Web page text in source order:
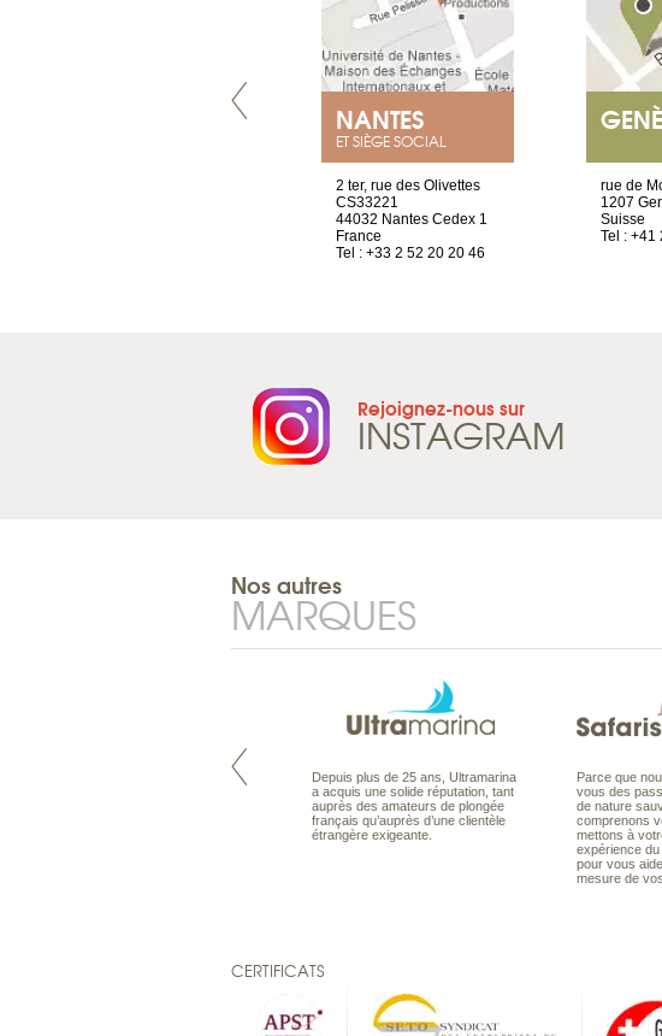
NANTES
ET SIÈGE SOCIAL
2 ter, rue des Olivettes
CS33221
44032 Nantes Cedex 1
France
Tel : +33 2 52 20 20 46
rue de
1207
Suisse
Tel : +41
Rejoignez-nous sur
INSTAGRAM
Nos autres
MARQUES
Maldives à la Carte propose tous
Depuis plus de 25 ans, Ultramarina
a acquis une solide réputation, tant
auprès des amateurs de plongée
français qu’auprès d’une clientèle
étrangère exigeante.
Parce que
vous des
de nature
comprenons
mettons à
expérience
pour vous
mesure de
CERTIFICATS